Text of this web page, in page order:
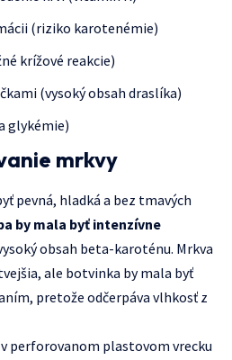
(riziko karotenémie)
krížové reakcie)
(vysoký obsah draslíka)
glykémie)
mrkvy
pevná, hladká a bez tmavých
by mala byť intenzívne
obsah beta-karoténu. Mrkva
ale botvinka by mala byť
pretože odčerpáva vlhkosť z
perforovanom plastovom vrecku